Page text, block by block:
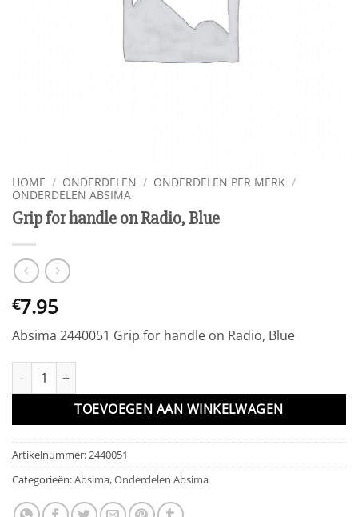
HOME / ONDERDELEN / ONDERDELEN PER MERK /
ONDERDELEN ABSIMA
Grip for handle on Radio, Blue
€7.95
Absima 2440051 Grip for handle on Radio, Blue
Grip for handle on Radio, Blue aantal
TOEVOEGEN AAN WINKELWAGEN
Artikelnummer:2440051
Categorieën:Absima,Onderdelen Absima